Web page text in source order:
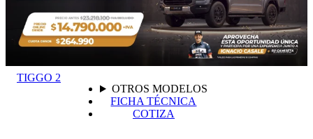
TIGGO 2
OTROS MODELOS
FICHA TÉCNICA
COTIZA